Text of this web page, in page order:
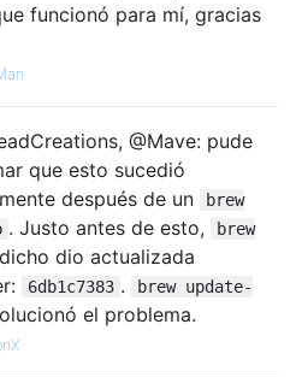
funcionó para mí, gracias
@Mave: pude
que esto sucedió
después de un
brew
. Justo antes de esto,
brew
dicho dio actualizada
6db1c7383 .
brew update-
el problema.